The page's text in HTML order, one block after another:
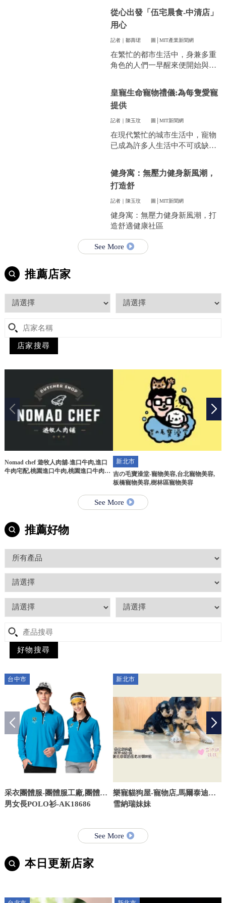
件看似小事卻常常讓人煩惱。像
是衣服太多、空間不夠，或是遇
到突然變天，曬衣服真的讓不少
人感到頭疼。
從心出發「伍宅晨食-中清店」
用心
記者｜鄒壽珺 圖│MIT產業新聞網
在繁忙的都市生活中，身兼多重
角色的人們一早醒來便開始與時
皇寵生命寵物禮儀:為每隻愛寵
提供
記者｜陳玉玟 圖│MIT新聞網
在現代繁忙的城市生活中，寵物
已成為許多人生活中不可或缺的
藉。當愛寵的生命走到盡頭時，
飼主們往往陷入深深的悲傷，而
如何讓他們走得體面、安心，成
的訴求。
健身寓：無壓力健身新風潮，
打造舒
記者｜陳玉玟 圖│MIT新聞網
健身寓：無壓力健身新風潮，打
造舒適健康社區
See More
推薦店家
Nomad chef 遊牧人肉舖-進口牛肉,進口
牛肉宅配,桃園進口牛肉,桃園進口牛肉宅
新北市
吉の毛寶澡堂-寵物美容,台北寵物美容,
板橋寵物美容,樹林區寵物美容
See More
推薦好物
台中市
采衣團體服-團體服工廠,團體服,
台中團體服工廠,台中團體服
男女長POLO衫-AK18686
新北市
樂寵貓狗屋-寵物店,馬爾泰迪幼
犬買賣,台北寵物店,板橋馬爾泰
雪納瑞妹妹
See More
本日更新店家